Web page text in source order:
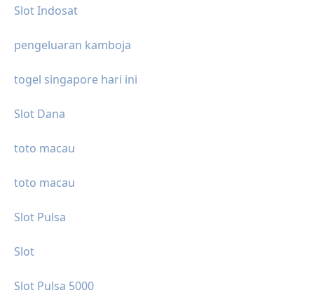
Slot Indosat
pengeluaran kamboja
togel singapore hari ini
Slot Dana
toto macau
toto macau
Slot Pulsa
Slot
Slot Pulsa 5000